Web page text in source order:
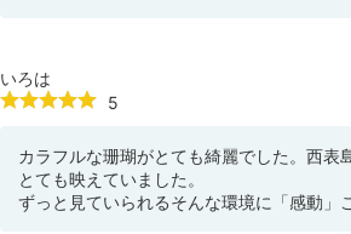
いろは
5
カラフルな珊瑚がとても綺麗でした。西表
とても映えていました。
ずっと見ていられるそんな環境に「感動」